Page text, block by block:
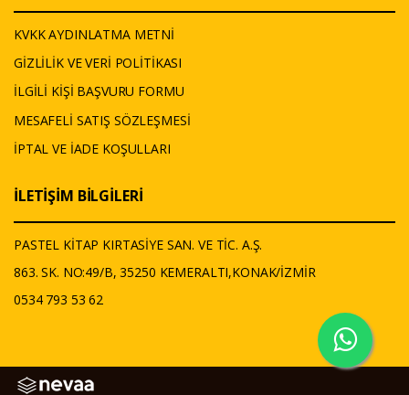
KVKK AYDINLATMA METNİ
GİZLİLİK VE VERİ POLİTİKASI
İLGİLİ KİŞİ BAŞVURU FORMU
MESAFELİ SATIŞ SÖZLEŞMESİ
İPTAL VE İADE KOŞULLARI
İLETİŞİM BİLGİLERİ
PASTEL KİTAP KIRTASİYE SAN. VE TİC. A.Ş.
863. SK. NO:49/B, 35250 KEMERALTI,KONAK/İZMİR
0534 793 53 62